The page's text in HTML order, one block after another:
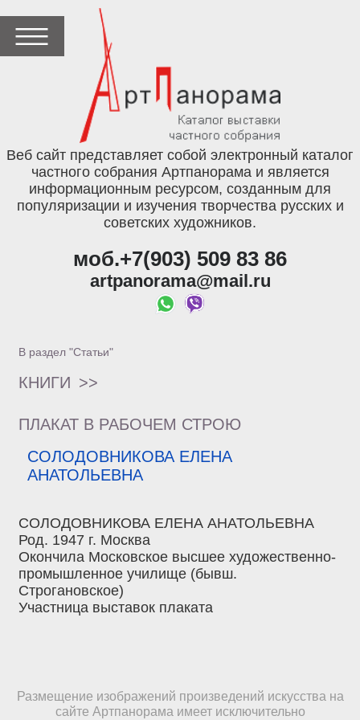
Веб сайт представляет собой электронный каталог
частного собрания Артпанорама и является
информационным ресурсом, созданным для
популяризации и изучения творчества русских и
советских художников.
моб.+7(903) 509 83 86
artpanorama@mail.ru
В раздел "Статьи"
КНИГИ >>
ПЛАКАТ В РАБОЧЕМ СТРОЮ
СОЛОДОВНИКОВА ЕЛЕНА
АНАТОЛЬЕВНА
СОЛОДОВНИКОВА ЕЛЕНА АНАТОЛЬЕВНА
Род. 1947 г. Москва
Окончила Московское высшее художественно-
промышленное училище (бывш.
Строгановское)
Участница выставок плаката
Размещение изображений произведений искусства на
сайте Артпанорама имеет исключительно